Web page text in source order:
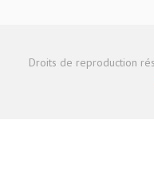
Droits de reproduction